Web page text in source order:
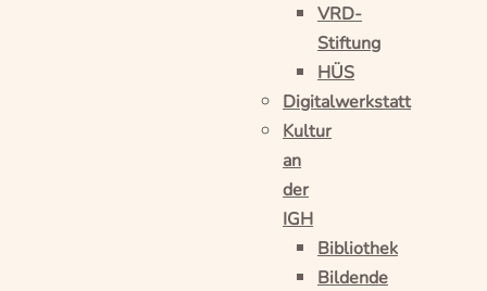
VRD-
Stiftung
HÜS
Digitalwerkstatt
Kultur
an
der
IGH
Bibliothek
Bildende